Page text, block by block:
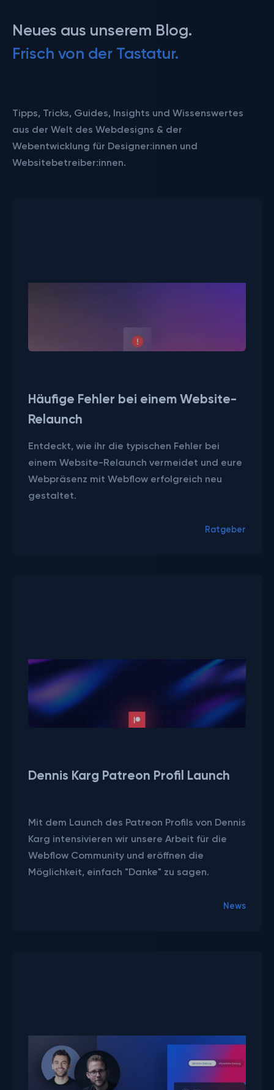
Neues aus unserem Blog.
Frisch von der Tastatur.
Tipps, Tricks, Guides, Insights und Wissenswertes
aus der Welt des Webdesigns & der
Webentwicklung für Designer:innen und
Websitebetreiber:innen.
Beitrag ansehen
Häufige Fehler bei einem Website-
Relaunch
Entdeckt, wie ihr die typischen Fehler bei
einem Website-Relaunch vermeidet und eure
Webpräsenz mit Webflow erfolgreich neu
gestaltet.
Ratgeber
Beitrag ansehen
Dennis Karg Patreon Profil Launch
Mit dem Launch des Patreon Profils von Dennis
Karg intensivieren wir unsere Arbeit für die
Webflow Community und eröffnen die
Möglichkeit, einfach "Danke" zu sagen.
News